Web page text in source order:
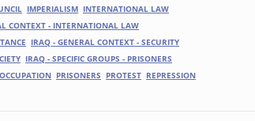
IMPERIALISM INTERNATIONAL LAW
CONTEXT - INTERNATIONAL LAW
IRAQ - GENERAL CONTEXT - SECURITY
IRAQ - SPECIFIC GROUPS - PRISONERS
OCCUPATION PRISONERS PROTEST REPRESSION